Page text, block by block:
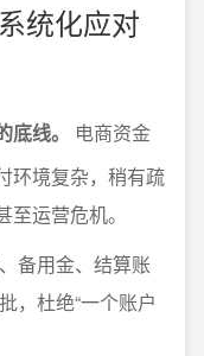
统化应对
线。
电商资金
环境复杂，稍有疏
运营危机。
备用金、结算账
，杜绝“一个账户